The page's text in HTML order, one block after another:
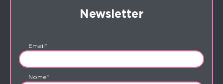
Newsletter
Email*
Nome*